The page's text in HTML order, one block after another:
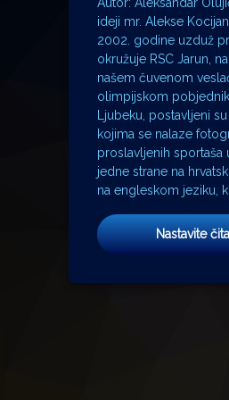
ideji mr. Alekse
2002. godine uzduž
okružuje RSC Jarun,
našem čuvenom
olimpijskom
Ljubeku, postavljeni
kojima se nalaze
proslavljenih sportaša
jedne strane na
na engleskom jeziku,
Nastavite